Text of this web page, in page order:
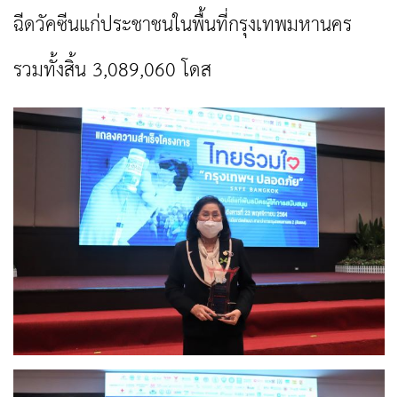
ฉีดวัคซีนแก่ประชาชนในพื้นที่กรุงเทพมหานคร
รวมทั้งสิ้น 3,089,060 โดส